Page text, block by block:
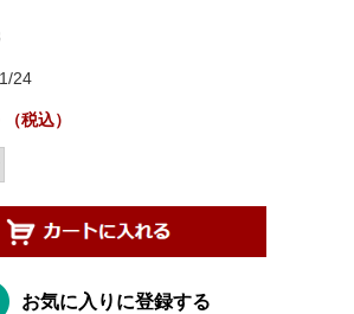
24
税込）
お気に入りに登録する